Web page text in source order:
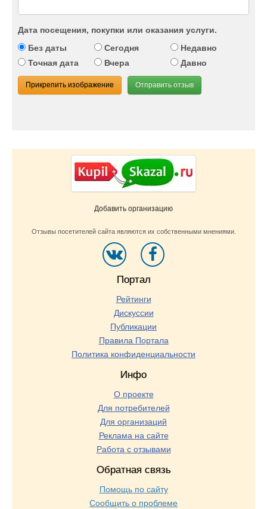
Дата посещения, покупки или оказания услуги.
Без даты
Сегодня
Недавно
Точная дата
Вчера Давно
Прикрепить изображение Отправить отзыв
Добавить организацию
Отзывы посетителей сайта являются их собственными мнениями.
Портал
Рейтинги
Дискуссии
Публикации
Правила Портала
Политика конфиденциальности
Инфо
О проекте
Для потребителей
Для организаций
Реклама на сайте
Работа с отзывами
Обратная связь
Помощь по сайту
Сообщить о проблеме